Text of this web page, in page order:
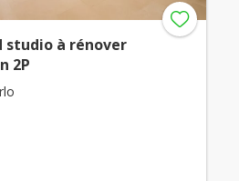
studio à rénover
2P